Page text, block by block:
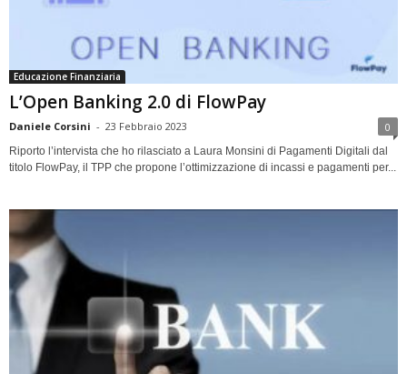
Educazione Finanziaria
L’Open Banking 2.0 di FlowPay
Daniele Corsini - 23 Febbraio 2023 0
Riporto l’intervista che ho rilasciato a Laura Monsini di Pagamenti Digitali dal
titolo FlowPay, il TPP che propone l’ottimizzazione di incassi e pagamenti per...